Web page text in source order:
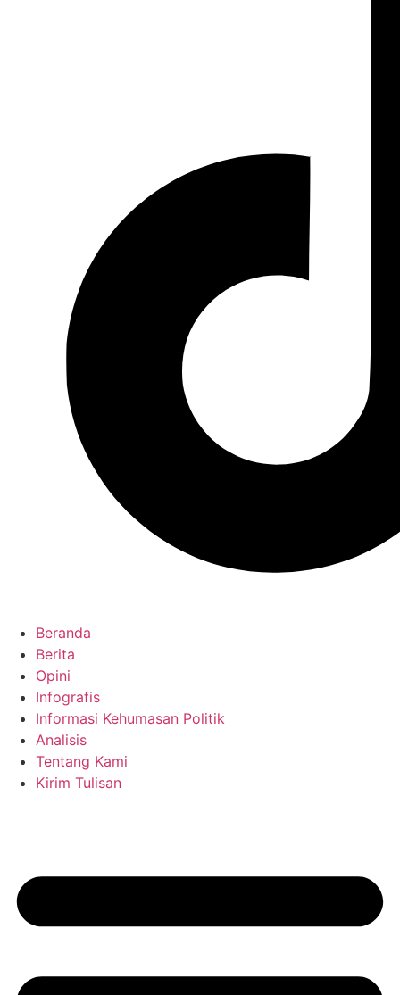
Beranda
Berita
Opini
Infografis
Informasi Kehumasan Politik
Analisis
Tentang Kami
Kirim Tulisan